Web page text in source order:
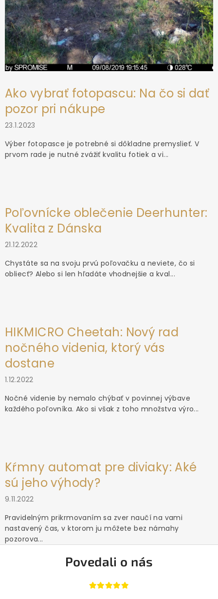
s
u
Ako vybrať fotopascu: Na čo si dať
pozor pri nákupe
23.1.2023
Výber fotopasce je potrebné si dôkladne premyslieť. V
prvom rade je nutné zvážiť kvalitu fotiek a vi...
Poľovnícke oblečenie Deerhunter:
Kvalita z Dánska
21.12.2022
Chystáte sa na svoju prvú poľovačku a neviete, čo si
obliecť? Alebo si len hľadáte vhodnejšie a kval...
HIKMICRO Cheetah: Nový rad
nočného videnia, ktorý vás
dostane
1.12.2022
Nočné videnie by nemalo chýbať v povinnej výbave
každého poľovníka. Ako si však z toho množstva výro...
Kŕmny automat pre diviaky: Aké
sú jeho výhody?
9.11.2022
Pravidelným prikrmovaním sa zver naučí na vami
nastavený čas, v ktorom ju môžete bez námahy
pozorova...
Povedali o nás